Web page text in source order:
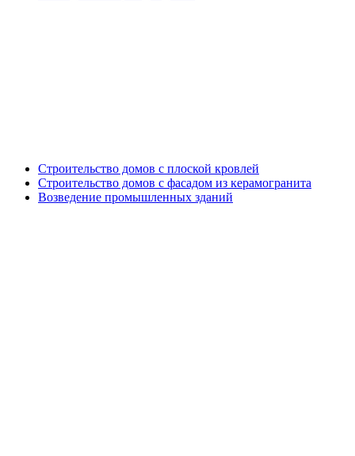
Строительство домов с плоской кровлей
Строительство домов с фасадом из керамогранита
Возведение промышленных зданий